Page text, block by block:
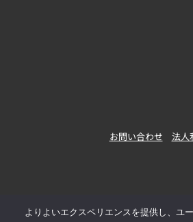
お問い合わせ 法人
よりよいエクスペリエンスを提供し、ユ